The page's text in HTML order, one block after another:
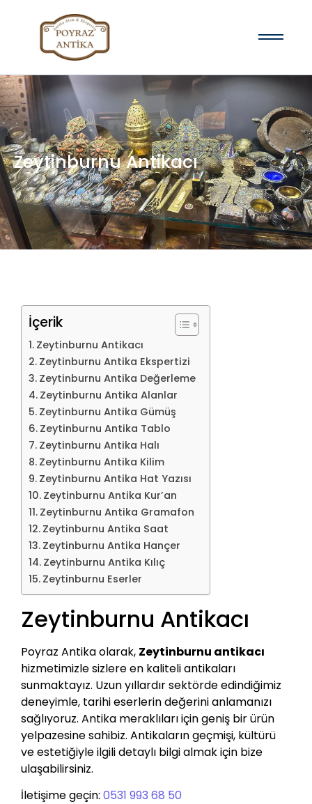
Zeytinburnu Antikacı
İçerik
Zeytinburnu Antikacı
Zeytinburnu Antika Ekspertizi
Zeytinburnu Antika Değerleme
Zeytinburnu Antika Alanlar
Zeytinburnu Antika Gümüş
Zeytinburnu Antika Tablo
Zeytinburnu Antika Halı
Zeytinburnu Antika Kilim
Zeytinburnu Antika Hat Yazısı
Zeytinburnu Antika Kur’an
Zeytinburnu Antika Gramafon
Zeytinburnu Antika Saat
Zeytinburnu Antika Hançer
Zeytinburnu Antika Kılıç
Zeytinburnu Eserler
Zeytinburnu Antikacı
Poyraz Antika olarak, Zeytinburnu antikacı
hizmetimizle sizlere en kaliteli antikaları
sunmaktayız. Uzun yıllardır sektörde edindiğimiz
deneyimle, tarihi eserlerin değerini anlamanızı
sağlıyoruz. Antika meraklıları için geniş bir ürün
yelpazesine sahibiz. Antikaların geçmişi, kültürü
ve estetiğiyle ilgili detaylı bilgi almak için bize
ulaşabilirsiniz.
İletişime geçin: 0531 993 68 50